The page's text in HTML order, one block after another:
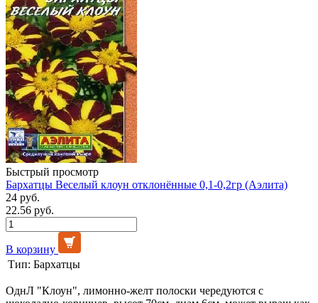
Быстрый просмотр
Бархатцы Веселый клоун отклонённые 0,1-0,2гр (Аэлита)
24 руб.
22.56 руб.
В корзину
Тип: Бархатцы
ОднЛ "Клоун", лимонно-желт полоски чередуются с